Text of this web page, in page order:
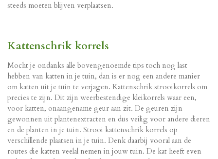
steeds moeten blijven verplaatsen.
Kattenschrik korrels
Mocht je ondanks alle bovengenoemde tips toch nog last
hebben van katten in je tuin, dan is er nog een andere manier
om katten uit je tuin te verjagen. Kattenschrik strooikorrels om
precies te zijn. Dit zijn weerbestendige kleikorrels waar een,
voor katten, onaangename geur aan zit. De geuren zijn
gewonnen uit plantenextracten en dus veilig voor andere dieren
en de planten in je tuin. Strooi kattenschrik korrels op
verschillende plaatsen in je tuin. Denk daarbij vooral aan de
routes die katten veelal nemen in jouw tuin. De kat heeft even